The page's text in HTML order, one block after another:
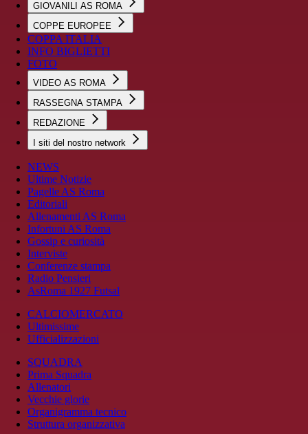
GIOVANILI AS ROMA
COPPE EUROPEE
COPPA ITALIA
INFO BIGLIETTI
FOTO
VIDEO AS ROMA
RASSEGNA STAMPA
REDAZIONE
I siti del nostro network
NEWS
Ultime Notizie
Pagelle AS Roma
Editoriali
Allenamenti AS Roma
Infortuni AS Roma
Gossip e curiosità
Interviste
Conferenze stampa
Radio Pensieri
AsRoma 1927 Futsal
CALCIOMERCATO
Ultimissime
Ufficializzazioni
SQUADRA
Prima Squadra
Allenatori
Vecchie glorie
Organigramma tecnico
Struttura organizzativa